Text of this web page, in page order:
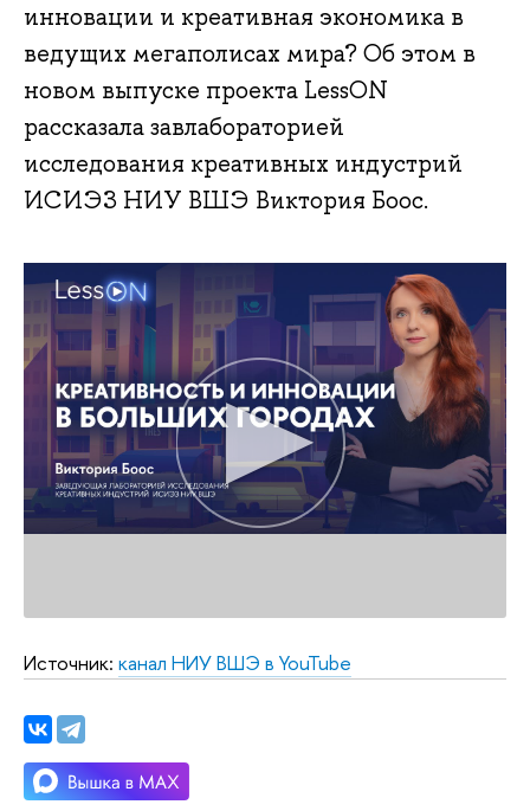
инновации и креативная экономика в
ведущих мегаполисах мира? Об этом в
новом выпуске проекта LessON
рассказала завлабораторией
исследования креативных индустрий
ИСИЭЗ НИУ ВШЭ Виктория Боос.
Источник: канал НИУ ВШЭ в YouTube